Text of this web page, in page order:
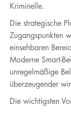
Kriminelle.
Die strategische
Zugangspunkten
einsehbaren
Moderne Smart-
unregelmäßige
überzeugender
Die wichtigsten